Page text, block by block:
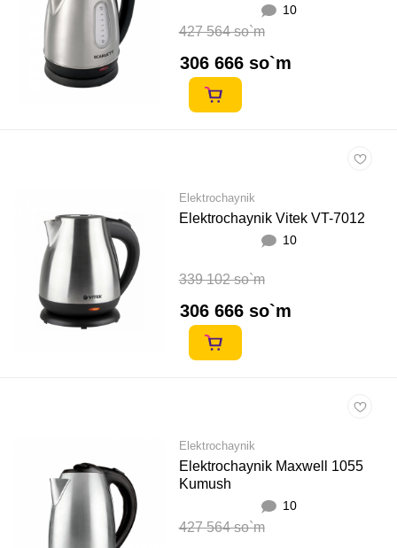
10
427 564 so`m
306 666 so`m
Elektrochaynik
Elektrochaynik Vitek VT-7012
10
339 102 so`m
306 666 so`m
Elektrochaynik
Elektrochaynik Maxwell 1055
Kumush
10
427 564 so`m